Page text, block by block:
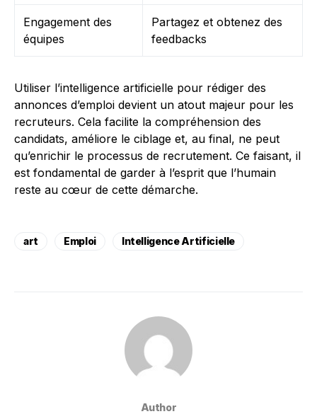
Engagement des
équipes
Partagez et obtenez des
feedbacks
Utiliser l’intelligence artificielle pour rédiger des
annonces d’emploi devient un atout majeur pour les
recruteurs. Cela facilite la compréhension des
candidats, améliore le ciblage et, au final, ne peut
qu’enrichir le processus de recrutement. Ce faisant, il
est fondamental de garder à l’esprit que l’humain
reste au cœur de cette démarche.
art Emploi Intelligence Artificielle
Author